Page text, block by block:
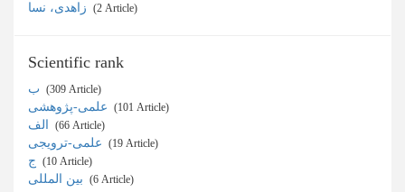
‎ (2 Article)
Scientific rank
‎ (309 Article)
‎ (101 Article)
‎ (66 Article)
‎ (19 Article)
‎ (10 Article)
‎ (6 Article)